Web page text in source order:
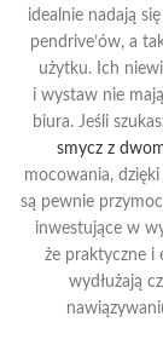
idealnie nadają
pendrive’ów, a
użytku. Ich
i wystaw nie
biura. Jeśli
smycz z
mocowania,
są pewnie
inwestujące w
że praktyczne i
wydłużają